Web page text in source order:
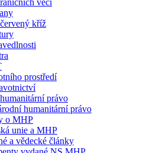
věcí
kříž
prostředí
právo
humanitární právo
o MHP
unie a MHP
a vědecké články